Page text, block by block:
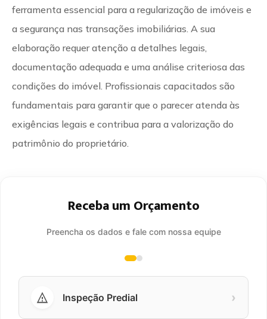
ferramenta essencial para a regularização de imóveis e
a segurança nas transações imobiliárias. A sua
elaboração requer atenção a detalhes legais,
documentação adequada e uma análise criteriosa das
condições do imóvel. Profissionais capacitados são
fundamentais para garantir que o parecer atenda às
exigências legais e contribua para a valorização do
patrimônio do proprietário.
Receba um Orçamento
Preencha os dados e fale com nossa equipe
Inspeção Predial ›